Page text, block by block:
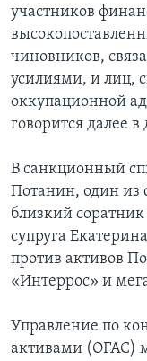
участников
чиновников,
усилиями, и лиц,
оккупационной
говорится далее
В санкционный
Потанин, один из
близкий
cупруга
против активов
«Интеррос» и
Управление по
активами (OFAC)